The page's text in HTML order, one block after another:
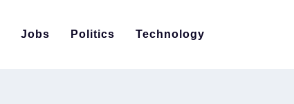
Jobs Politics Technology